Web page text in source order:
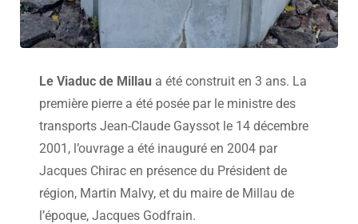
Le Viaduc de Millau a été construit en 3 ans. La
première pierre a été posée par le ministre des
transports Jean-Claude Gayssot le 14 décembre
2001, l’ouvrage a été inauguré en 2004 par
Jacques Chirac en présence du Président de
région, Martin Malvy, et du maire de Millau de
l’époque, Jacques Godfrain.